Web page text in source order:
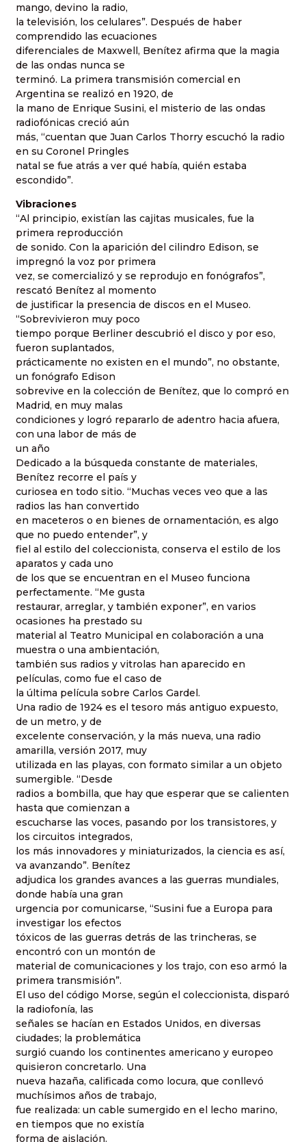
mango, devino la radio,
la televisión, los celulares”. Después de haber
comprendido las ecuaciones
diferenciales de Maxwell, Benítez afirma que la magia
de las ondas nunca se
terminó. La primera transmisión comercial en
Argentina se realizó en 1920, de
la mano de Enrique Susini, el misterio de las ondas
radiofónicas creció aún
más, “cuentan que Juan Carlos Thorry escuchó la radio
en su Coronel Pringles
natal se fue atrás a ver qué había, quién estaba
escondido”.
Vibraciones
“Al principio, existían las cajitas musicales, fue la
primera reproducción
de sonido. Con la aparición del cilindro Edison, se
impregnó la voz por primera
vez, se comercializó y se reprodujo en fonógrafos”,
rescató Benítez al momento
de justificar la presencia de discos en el Museo.
“Sobrevivieron muy poco
tiempo porque Berliner descubrió el disco y por eso,
fueron suplantados,
prácticamente no existen en el mundo”, no obstante,
un fonógrafo Edison
sobrevive en la colección de Benítez, que lo compró en
Madrid, en muy malas
condiciones y logró repararlo de adentro hacia afuera,
con una labor de más de
un año
Dedicado a la búsqueda constante de materiales,
Benítez recorre el país y
curiosea en todo sitio. “Muchas veces veo que a las
radios las han convertido
en maceteros o en bienes de ornamentación, es algo
que no puedo entender”, y
fiel al estilo del coleccionista, conserva el estilo de los
aparatos y cada uno
de los que se encuentran en el Museo funciona
perfectamente. “Me gusta
restaurar, arreglar, y también exponer”, en varios
ocasiones ha prestado su
material al Teatro Municipal en colaboración a una
muestra o una ambientación,
también sus radios y vitrolas han aparecido en
películas, como fue el caso de
la última película sobre Carlos Gardel.
Una radio de 1924 es el tesoro más antiguo expuesto,
de un metro, y de
excelente conservación, y la más nueva, una radio
amarilla, versión 2017, muy
utilizada en las playas, con formato similar a un objeto
sumergible. “Desde
radios a bombilla, que hay que esperar que se calienten
hasta que comienzan a
escucharse las voces, pasando por los transistores, y
los circuitos integrados,
los más innovadores y miniaturizados, la ciencia es así,
va avanzando”. Benítez
adjudica los grandes avances a las guerras mundiales,
donde había una gran
urgencia por comunicarse, “Susini fue a Europa para
investigar los efectos
tóxicos de las guerras detrás de las trincheras, se
encontró con un montón de
material de comunicaciones y los trajo, con eso armó la
primera transmisión”.
El uso del código Morse, según el coleccionista, disparó
la radiofonía, las
señales se hacían en Estados Unidos, en diversas
ciudades; la problemática
surgió cuando los continentes americano y europeo
quisieron concretarlo. Una
nueva hazaña, calificada como locura, que conllevó
muchísimos años de trabajo,
fue realizada: un cable sumergido en el lecho marino,
en tiempos que no existía
forma de aislación.